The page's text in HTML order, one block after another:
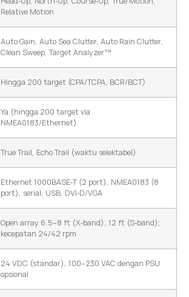
Relative Motion
Auto Gain, Auto Sea Clutter, Auto Rain Clutter,
Clean Sweep, Target Analyzer™
Hingga 200 target (CPA/TCPA, BCR/BCT)
Ya (hingga 200 target via
NMEA0183/Ethernet)
True Trail, Echo Trail (waktu selektabel)
Ethernet 1000BASE‑T (2 port), NMEA0183 (8
port), serial, USB, DVI‑D/VGA
Open array 6,5–8 ft (X‑band), 12 ft (S‑band);
kecepatan 24/42 rpm
24 VDC (standar), 100–230 VAC dengan PSU
opsional